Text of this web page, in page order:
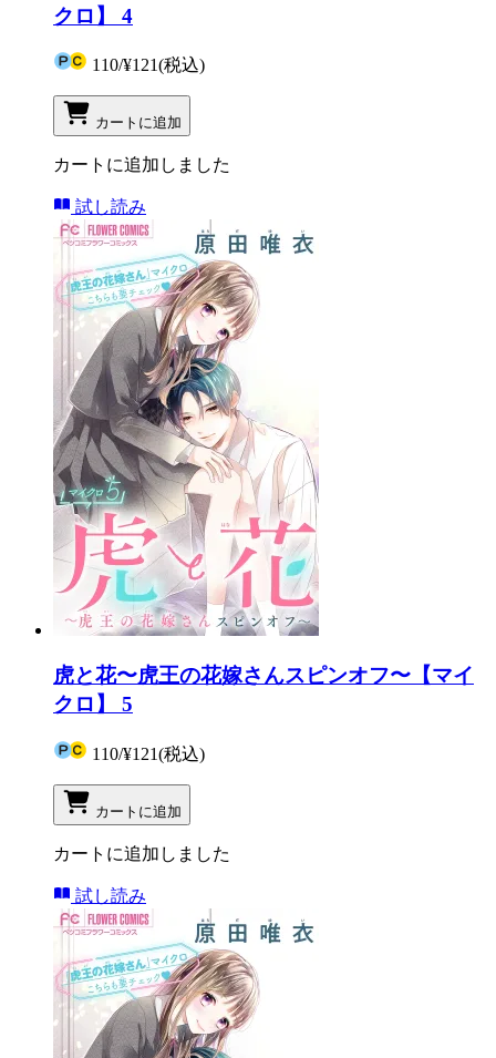
クロ】 4
110/¥121(税込)
カートに追加
カートに追加しました
試し読み
虎と花〜虎王の花嫁さんスピンオフ〜【マイ
クロ】 5
110/¥121(税込)
カートに追加
カートに追加しました
試し読み